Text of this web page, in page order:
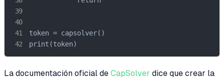
token = capsolver()
print(token)
La documentación oficial de CapSolver dice que crear la